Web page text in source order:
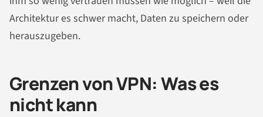
Architektur es schwer macht, Daten zu speichern oder
herauszugeben.
Grenzen von VPN: Was es
nicht kann